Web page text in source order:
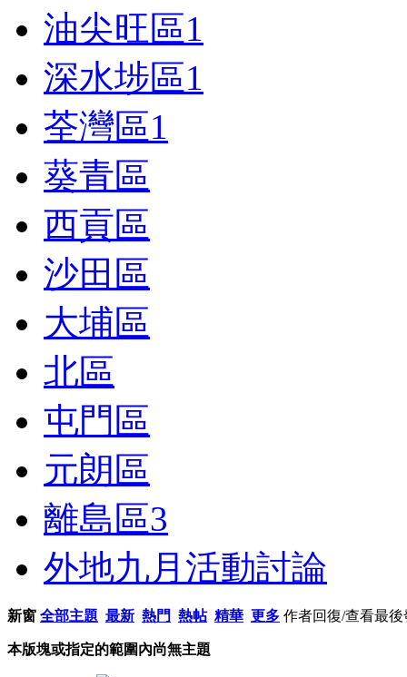
油尖旺區1
深水埗區1
荃灣區1
葵青區
西貢區
沙田區
大埔區
北區
屯門區
元朗區
離島區3
外地九月活動討論
新窗 全部主題 最新 熱門 熱帖 精華 更多 作者回復/查看最後
本版塊或指定的範圍內尚無主題